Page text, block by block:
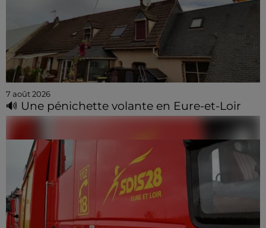
7 août 2026
🔊 Une pénichette volante en Eure-et-Loir